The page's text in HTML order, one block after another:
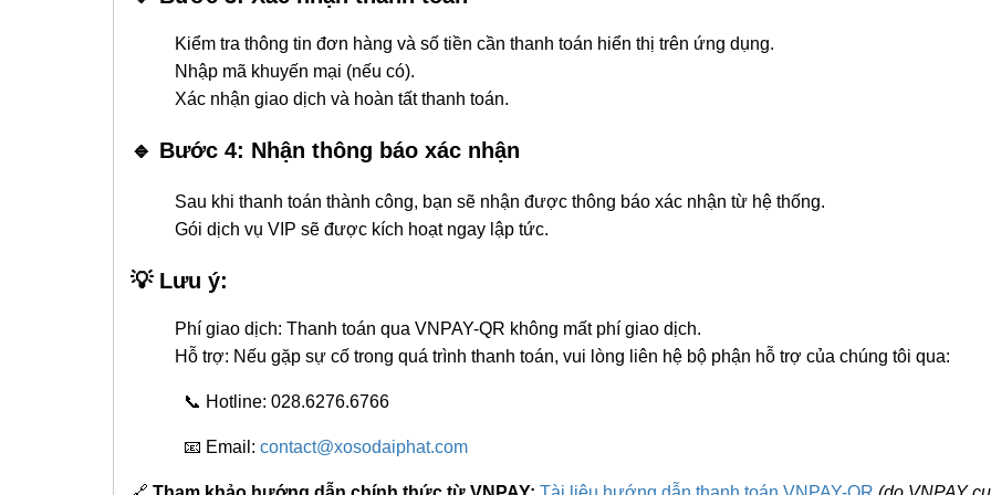
Kiểm tra thông tin đơn hàng và số tiền cần thanh toán hiển thị trên ứng dụng.
Nhập mã khuyến mại (nếu có).
Xác nhận giao dịch và hoàn tất thanh toán.
🔹 Bước 4: Nhận thông báo xác nhận
Sau khi thanh toán thành công, bạn sẽ nhận được thông báo xác nhận từ hệ thống.
Gói dịch vụ VIP sẽ được kích hoạt ngay lập tức.
💡 Lưu ý:
Phí giao dịch: Thanh toán qua VNPAY-QR không mất phí giao dịch.
Hỗ trợ: Nếu gặp sự cố trong quá trình thanh toán, vui lòng liên hệ bộ phận hỗ trợ của chúng tôi qua:
📞 Hotline: 028.6276.6766
📧 Email: contact@xosodaiphat.com